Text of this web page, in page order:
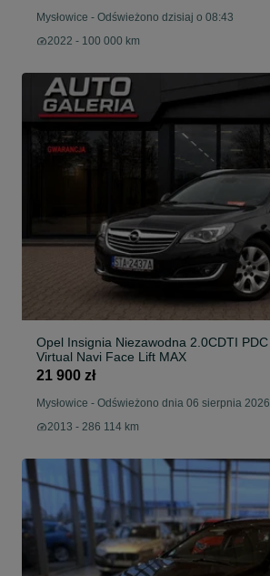
Mysłowice - Odświeżono dzisiaj o 08:43
2022 - 100 000 km
Opel Insignia Niezawodna 2.0CDTI PDC Alu 17 Xenon
Virtual Navi Face Lift MAX
21 900 zł
Mysłowice - Odświeżono dnia 06 sierpnia 2026
2013 - 286 114 km